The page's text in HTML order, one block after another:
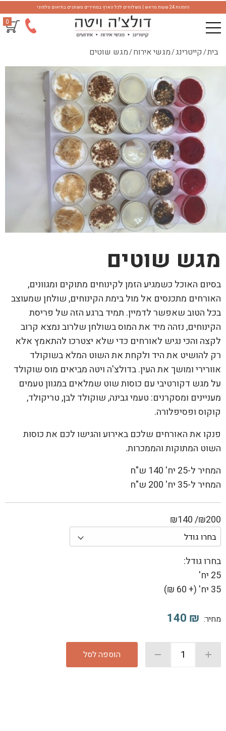
הזמנות 24 שעות מראש | משלוחים לכל הארץ במחירים משתנים בתיאום טלפוני
0
בית/קייטרינג/מגשי אירוח/מגש שוטים
מגש שוטים
בסיום האוכל כשמגיע הזמן לקינוחים מתוקים ומגוונים,
האורחים מתכנסים אל מול בימת הקינוחים, שולחן שמעוצב
בכל הטוב שאפשר לדמיין. תמיד ברגע הזה של פריסת
הקינוחים, נזהה מיד את המוס בשולחן שלרוב נמצא קרוב
לקצה והכי נגיש לאורחים כדי שלא יצטרכו להתאמץ אלא
רק להושיט את היד ולקחת את השוט המלא בשוקולד
אוורירי ומושך את העין. בדולצ'ה ויטה מביאים מוס שוקולד
על מגש דקורטיבי עם כוסות שוט שמלאים במגוון טעמים
מעניינים ומסקרנים: טעמי גבינה, שוקולד לבן, טריקולד,
קוקוס ופסיפלורה.
פנקו את האורחים שלכם באירוע והגישו לכם את כוסות
השוט המתוקות והממכרות.
המחיר ל-25 יח' 140 ש"ח
המחיר ל-35 יח' 200 ש"ח
₪200/ ₪140
בחרו גודל:
25 יח'
35 יח' (
+
מחיר: ₪
140
הוספה לסל